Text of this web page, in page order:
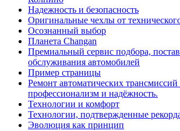
Надежность и безопасность
Оригинальные чехлы от
Осознанный выбор
Планета Changan
Премиальный сервис подбора,
обслуживания автомобилей
Пример страницы
Ремонт автоматических
профессионализм и надёжность.
Технологии и комфорт
Технологии, подтвержденные
Эволюция как принцип